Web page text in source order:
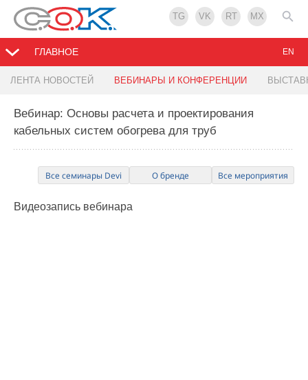
TG VK RT MX
ГЛАВНОЕ
ЛЕНТА НОВОСТЕЙ ВЕБИНАРЫ И КОНФЕРЕНЦИИ
EN
Вебинар: Основы расчета и проектирования
кабельных систем обогрева для труб
Все семинары Devi О бренде Все мероприятия
Видеозапись вебинара